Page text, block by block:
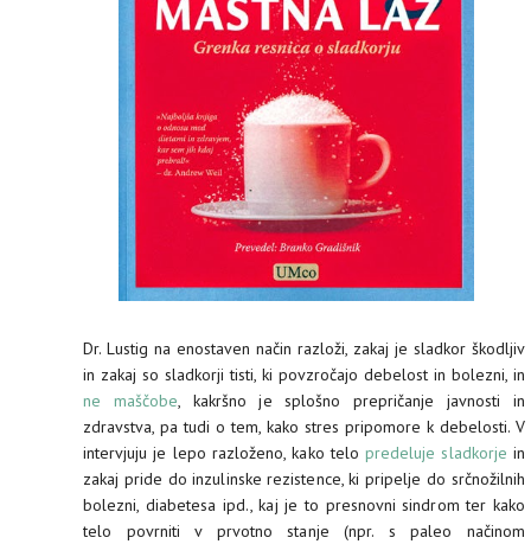
Dr. Lustig na enostaven način razloži, zakaj je sladkor škodljiv
in zakaj so sladkorji tisti, ki povzročajo debelost in bolezni, in
ne maščobe, kakršno je splošno prepričanje javnosti in
zdravstva, pa tudi o tem, kako stres pripomore k debelosti. V
intervjuju je lepo razloženo, kako telopredeluje sladkorje in
zakaj pride do inzulinske rezistence, ki pripelje do srčnožilnih
bolezni, diabetesa ipd., kaj je to presnovni sindrom ter kako
telo povrniti v prvotno stanje (npr. s paleo načinom